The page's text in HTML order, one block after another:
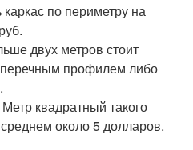
по периметру на
двух метров стоит
профилем либо
квадратный такого
около 5 долларов.